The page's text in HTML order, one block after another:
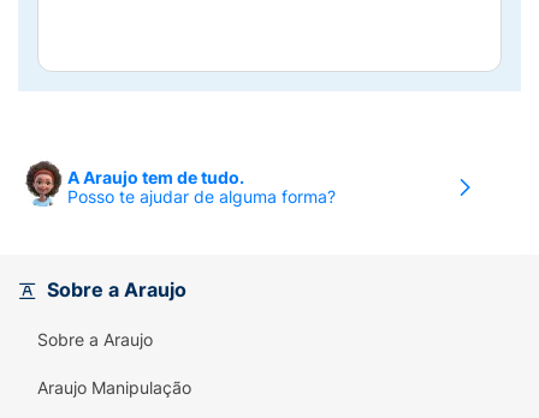
A Araujo tem de tudo.
Posso te ajudar de alguma forma?
Sobre a Araujo
Sobre a Araujo
Araujo Manipulação